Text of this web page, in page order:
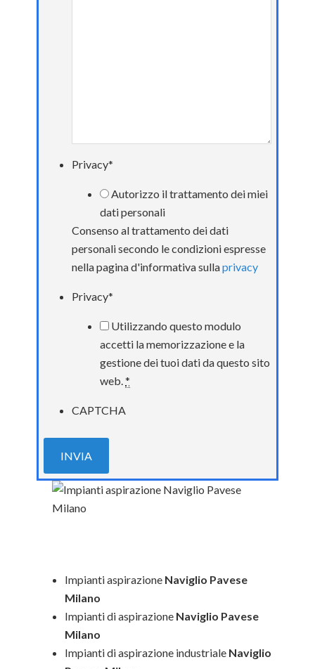
Privacy*
Autorizzo il trattamento dei miei
dati personali
Consenso al trattamento dei dati
personali secondo le condizioni espresse
nella pagina d'informativa sullaprivacy
Privacy*
Utilizzando questo modulo
accetti la memorizzazione e la
gestione dei tuoi dati da questo sito
web.*
CAPTCHA
Impianti aspirazione Naviglio Pavese
Milano
Impianti di aspirazione Naviglio Pavese
Milano
Impianti di aspirazione industriale Naviglio